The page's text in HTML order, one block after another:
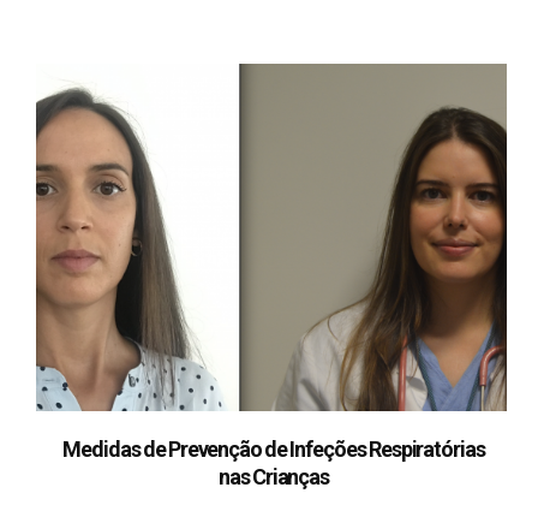
Medidas de Prevenção de Infeções Respiratórias
nas Crianças